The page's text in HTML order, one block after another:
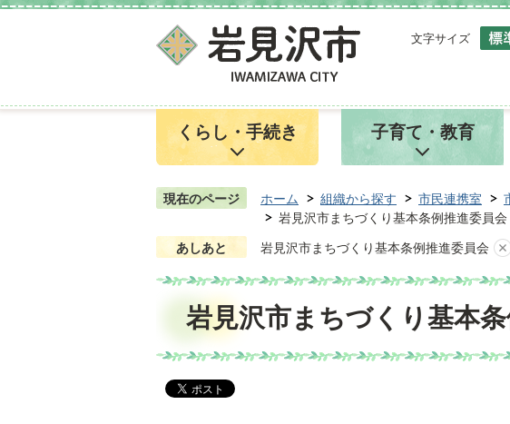
文字サイズ
くらし・手続き 子育て・教育
現在のページ ホーム 組織から探す 市民連携室
岩見沢市まちづくり基本条例推進委員会
あしあと
岩見沢市まちづくり基本条例推進委員会
岩見沢市まちづくり基本